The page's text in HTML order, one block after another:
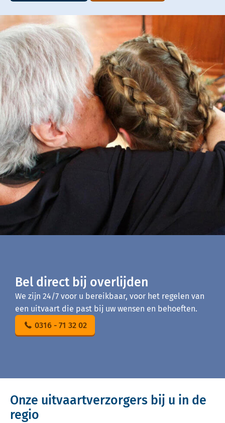
Bel direct bij overlijden
We zijn 24/7 voor u bereikbaar, voor het regelen van
een uitvaart die past bij uw wensen en behoeften.
0316 - 71 32 02
Onze uitvaartverzorgers bij u in de
regio